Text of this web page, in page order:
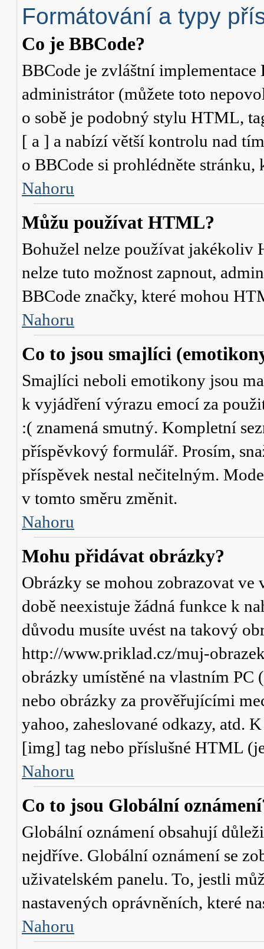
Formátování a typy
Co je BBCode?
BBCode je zvláštní
administrátor (můžete toto
o sobě je podobný stylu HTML,
[ a ] a nabízí větší kontrolu nad
o BBCode si prohlédněte
Nahoru
Můžu používat HTML?
Bohužel nelze používat jakékoliv
nelze tuto možnost zapnout,
BBCode značky, které mohou
Nahoru
Co to jsou smajlíci
Smajlíci neboli emotikony jsou
k vyjádření výrazu emocí za
:( znamená smutný. Kompletní
příspěvkový formulář. Prosím,
příspěvek nestal nečitelným.
v tomto směru změnit.
Nahoru
Mohu přidávat obrázky?
Obrázky se mohou zobrazovat
době neexistuje žádná funkce k
důvodu musíte uvést na takový
http://www.priklad.cz/muj-
obrázky umístěné na vlastním PC
nebo obrázky za prověřujícími
yahoo, zaheslované odkazy, atd.
[img] tag nebo příslušné HTML
Nahoru
Co to jsou Globální
Globální oznámení obsahují
nejdříve. Globální oznámení se
uživatelském panelu. To, jestli
nastavených oprávněních, které
Nahoru